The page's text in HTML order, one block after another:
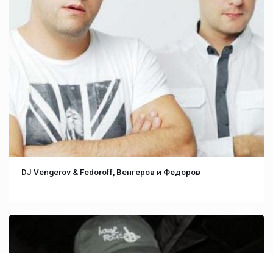
DJ Vengerov & Fedoroff, Венгеров и Федоров